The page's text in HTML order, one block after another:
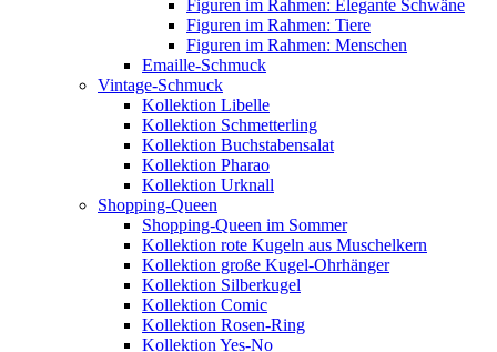
Figuren im Rahmen: Elegante Schwäne
Figuren im Rahmen: Tiere
Figuren im Rahmen: Menschen
Emaille-Schmuck
Vintage-Schmuck
Kollektion Libelle
Kollektion Schmetterling
Kollektion Buchstabensalat
Kollektion Pharao
Kollektion Urknall
Shopping-Queen
Shopping-Queen im Sommer
Kollektion rote Kugeln aus Muschelkern
Kollektion große Kugel-Ohrhänger
Kollektion Silberkugel
Kollektion Comic
Kollektion Rosen-Ring
Kollektion Yes-No